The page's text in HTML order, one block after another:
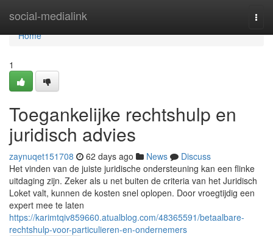
social-medialink
Home
Home
1
Toegankelijke rechtshulp en
juridisch advies
zaynuqet151708 62 days ago News
Discuss
Het vinden van de juiste juridische ondersteuning kan een flinke
uitdaging zijn. Zeker als u net buiten de criteria van het Juridisch
Loket valt, kunnen de kosten snel oplopen. Door vroegtijdig een
expert mee te laten
https://karimtqiv859660.atualblog.com/48365591/betaalbare-
rechtshulp-voor-particulieren-en-ondernemers